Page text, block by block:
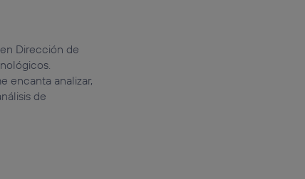
Dirección de
encanta analizar,
de